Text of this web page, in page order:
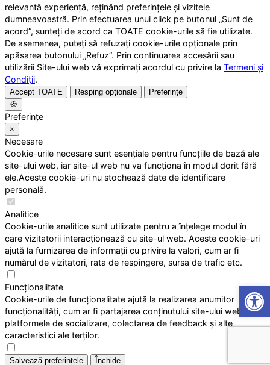
relevantă experiență, reținând preferințele și vizitele
dumneavoastră. Prin efectuarea unui click pe butonul „Sunt de
acord”, sunteți de acord ca TOATE cookie-urile să fie utilizate.
De asemenea, puteți să refuzați cookie-urile opționale prin
apăsarea butonului „Refuz”. Prin continuarea accesării sau
utilizării Site-ului web vă exprimați acordul cu privire la Termeni și
Condiții.
Accept TOATE Resping opționale
Preferințe
🍪
Preferințe
×
Necesare
Cookie-urile necesare sunt esențiale pentru funcțiile de bază ale
site-ului web, iar site-ul web nu va funcționa în modul dorit fără
ele.Aceste cookie-uri nu stochează date de identificare
personală.
Analitice
Cookie-urile analitice sunt utilizate pentru a înțelege modul în
care vizitatorii interacționează cu site-ul web. Aceste cookie-uri
ajută la furnizarea de informații cu privire la valori, cum ar fi
numărul de vizitatori, rata de respingere, sursa de trafic etc.
Funcționalitate
Cookie-urile de funcționalitate ajută la realizarea anumitor
funcționalități, cum ar fi partajarea conținutului site-ului web pe
platformele de socializare, colectarea de feedback și alte
caracteristici ale terților.
Salvează preferințele Închide